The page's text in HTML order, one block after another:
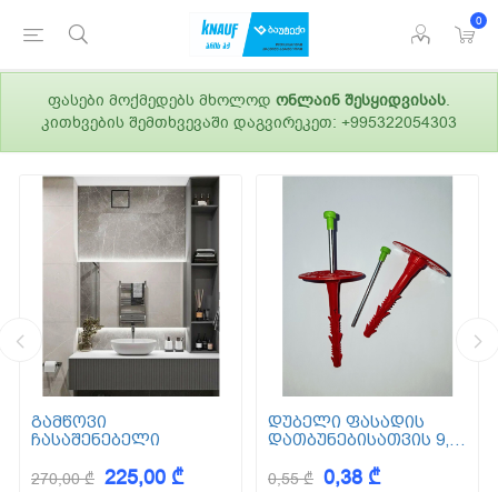
0
ფასები მოქმედებს მხოლოდ ონლაინ შესყიდვისას.
კითხვების შემთხვევაში დაგვირეკეთ: +995322054303
გამწოვი
ჩასაშენებელი
270,00 ₾ 225,00 ₾
დუბელი ფასადის
დათბუნებისათვის 9,5
0,55 ₾ 0,38 ₾